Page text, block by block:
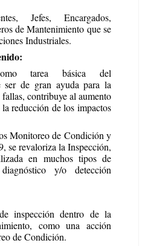
Jefes, Encargados,
de Mantenimiento que se
Industriales.
tarea básica del
ser de gran ayuda para la
contribuye al aumento
reducción de los impactos
Monitoreo de Condición y
se revaloriza la Inspección,
en muchos tipos de
y/o detección
inspección dentro de la
como una acción
de Condición.